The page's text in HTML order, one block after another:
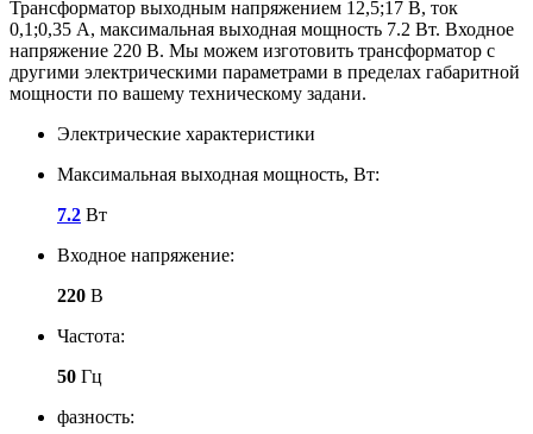
Трансформатор выходным напряжением 12,5;17 В, ток
0,1;0,35 А, максимальная выходная мощность 7.2 Вт. Входное
напряжение 220 В. Мы можем изготовить трансформатор с
другими электрическими параметрами в пределах габаритной
мощности по вашему техническому задани.
Электрические характеристики
Максимальная выходная мощность, Вт:
7.2 Вт
Входное напряжение:
220 В
Частота:
50 Гц
фазность: